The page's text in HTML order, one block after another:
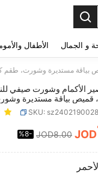
و الجمال الأطفال
بياقة مستديرة وشورت، طقم
الأكمام وشورت صيفي
قميص بياقة مستديرة
SKU:
JOD
JOD8.00
%8-